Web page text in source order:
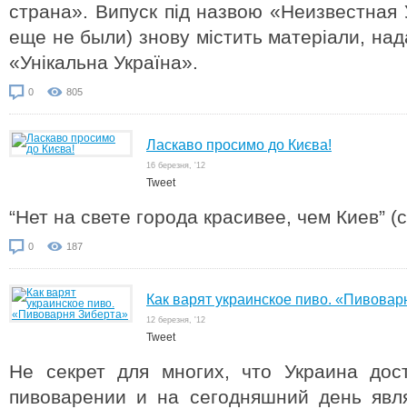
страна». Випуск під назвою
еще не были) знову містить матеріали,
«Унікальна Україна».
0 805
Ласкаво просимо до Києва!
16 березня, '12
Tweet
“Нет на свете города красивее, чем Киев”
0 187
Как варят украинское пиво.
12 березня, '12
Tweet
Не секрет для многих, что Украина
пивоварении и на сегодняшний день